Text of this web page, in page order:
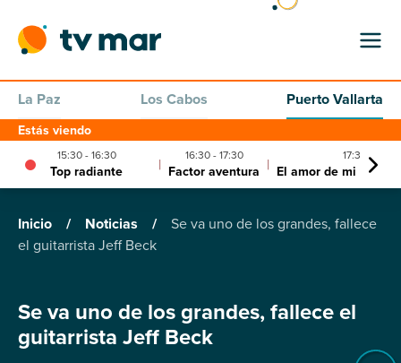
La Paz Los Cabos Puerto Vallarta
Estás viendo
15:30 - 16:30
Top radiante | 16:30 - 17:30
Factor aventura | 17:30 -
El amor de mi vida
Inicio / Noticias /
Se va uno de los grandes, fallece
el guitarrista Jeff Beck
Se va uno de los grandes, fallece el
guitarrista Jeff Beck